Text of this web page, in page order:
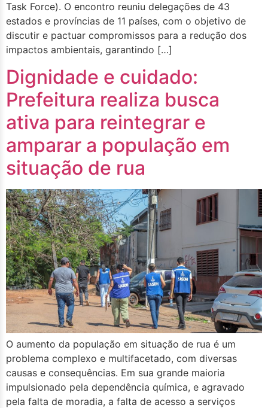
Task Force). O encontro reuniu delegações de 43
estados e províncias de 11 países, com o objetivo de
discutir e pactuar compromissos para a redução dos
impactos ambientais, garantindo […]
Dignidade e cuidado:
Prefeitura realiza busca
ativa para reintegrar e
amparar a população em
situação de rua
O aumento da população em situação de rua é um
problema complexo e multifacetado, com diversas
causas e consequências. Em sua grande maioria
impulsionado pela dependência química, e agravado
pela falta de moradia, a falta de acesso a serviços